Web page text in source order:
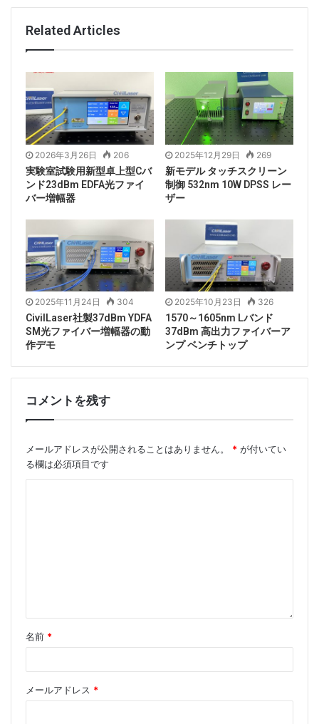
Related Articles
2026年3月26日 206
実験室試験用新型卓上型Cバ
ンド23dBm EDFA光ファイ
バー増幅器
2025年12月29日 269
新モデル タッチスクリーン
制御 532nm 10W DPSS レー
ザー
2025年11月24日 304
CivilLaser社製37dBm YDFA
SM光ファイバー増幅器の動
作デモ
2025年10月23日 326
1570～1605nm Lバンド
37dBm 高出力ファイバーア
ンプ ベンチトップ
コメントを残す
メールアドレスが公開されることはありません。 * が付いてい
る欄は必須項目です
名前 *
メールアドレス *